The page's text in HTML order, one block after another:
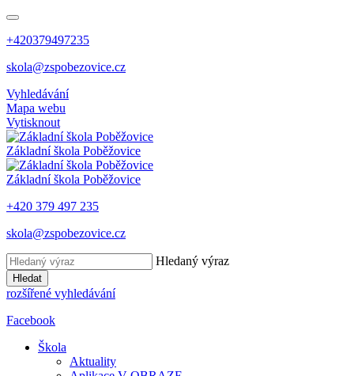
+420379497235
skola@zspobezovice.cz
Vyhledávání
Mapa webu
Vytisknout
Základní škola Poběžovice
Základní škola Poběžovice
+420 379 497 235
skola@zspobezovice.cz
Hledaný výraz
Hledat
rozšířené vyhledávání
Facebook
Škola
Aktuality